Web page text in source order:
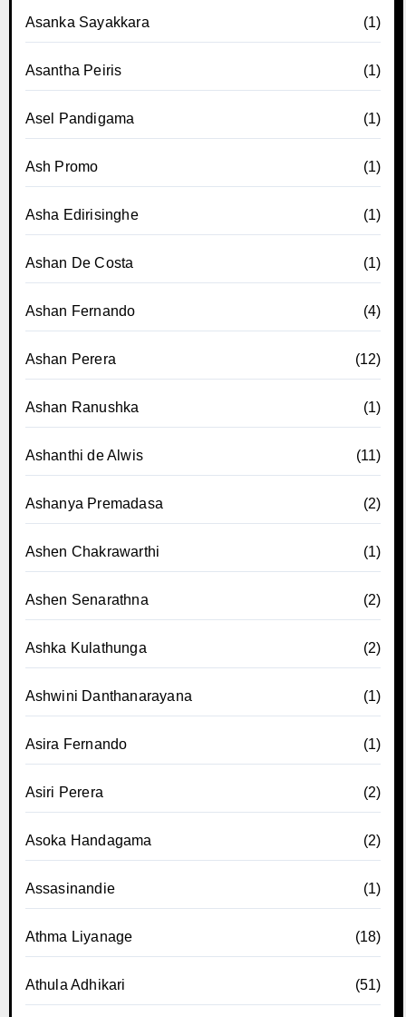
Asanka Sayakkara (1)
Asantha Peiris (1)
Asel Pandigama (1)
Ash Promo (1)
Asha Edirisinghe (1)
Ashan De Costa (1)
Ashan Fernando (4)
Ashan Perera (12)
Ashan Ranushka (1)
Ashanthi de Alwis (11)
Ashanya Premadasa (2)
Ashen Chakrawarthi (1)
Ashen Senarathna (2)
Ashka Kulathunga (2)
Ashwini Danthanarayana (1)
Asira Fernando (1)
Asiri Perera (2)
Asoka Handagama (2)
Assasinandie (1)
Athma Liyanage (18)
Athula Adhikari (51)